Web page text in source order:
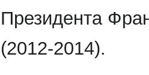
Президента
(2012-2014).